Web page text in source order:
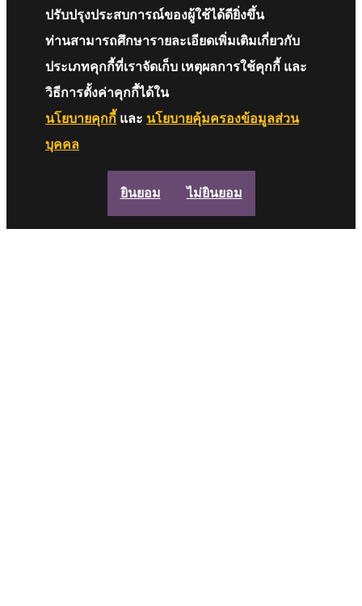
ปรับปรุงประสบการณ์ของผู้ใช้ได้ดียิ่งขึ้น
ท่านสามารถศึกษารายละเอียดเพิ่มเติมเกี่ยวกับ
ประเภทคุกกี้ที่เราจัดเก็บ เหตุผลการใช้คุกกี้ และ
วิธีการตั้งค่าคุกกี้ได้ใน
นโยบายคุกกี้ และ นโยบายคุ้มครองข้อมูลส่วน
บุคคล
ยินยอม ไม่ยินยอม